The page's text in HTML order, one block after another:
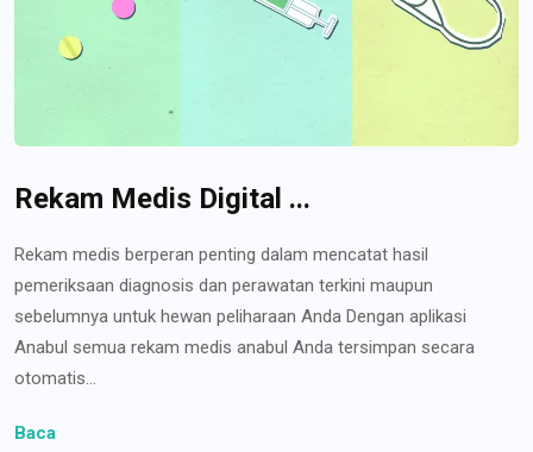
Rekam Medis Digital ...
Rekam medis berperan penting dalam mencatat hasil
pemeriksaan diagnosis dan perawatan terkini maupun
sebelumnya untuk hewan peliharaan Anda Dengan aplikasi
Anabul semua rekam medis anabul Anda tersimpan secara
otomatis...
Baca